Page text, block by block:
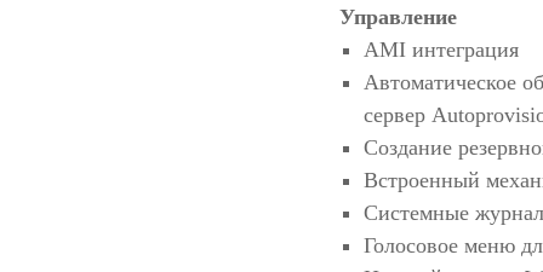
Управление
AMI интеграция
Автоматическое
сервер
Создание
Встроенный
Системные
Голосовое меню